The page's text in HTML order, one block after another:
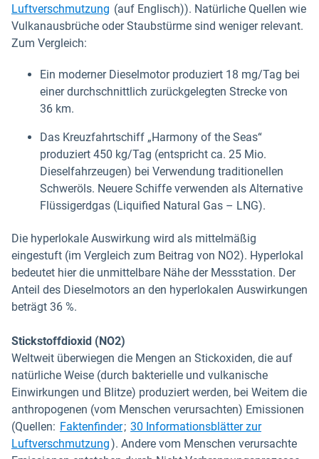
Luftverschmutzung In neuem Fenster öffnen
(auf Englisch)). Natürliche Quellen wie
Vulkanausbrüche oder Staubstürme sind weniger relevant.
Zum Vergleich:
Ein moderner Dieselmotor produziert 18 mg/Tag bei
einer durchschnittlich zurückgelegten Strecke von
36 km.
Das Kreuzfahrtschiff „Harmony of the Seas“
produziert 450 kg/Tag (entspricht ca. 25 Mio.
Dieselfahrzeugen) bei Verwendung traditionellen
Schweröls. Neuere Schiffe verwenden als Alternative
Flüssigerdgas (Liquified Natural Gas – LNG).
Die hyperlokale Auswirkung wird als mittelmäßig
eingestuft (im Vergleich zum Beitrag von NO2). Hyperlokal
bedeutet hier die unmittelbare Nähe der Messstation. Der
Anteil des Dieselmotors an den hyperlokalen Auswirkungen
beträgt 36 %.
Stickstoffdioxid (NO2)
Weltweit überwiegen die Mengen an Stickoxiden, die auf
natürliche Weise (durch bakterielle und vulkanische
Einwirkungen und Blitze) produziert werden, bei Weitem die
anthropogenen (vom Menschen verursachten) Emissionen
(Quellen: FaktenfinderIn neuem Fenster öffnen
; 30 Informationsblätter zur
LuftverschmutzungIn neuem Fenster öffnen
). Andere vom Menschen verursachte